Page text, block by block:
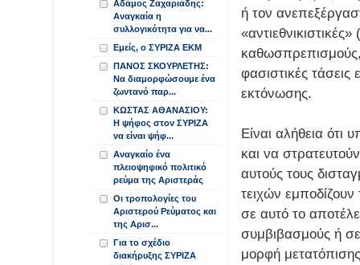
ή τον
καθωσπρεπισμούς,
φασιστικές τάσεις
εκτόνωσης.
Είναι αλήθεια
και να
αυτούς τους
τειχών
σε αυτό το
συμβιβασμούς ή
μορφή
Αδάμος Ζαχαριάδης:
Αναγκαία η
συλλογικότητα για να...
Εμείς, ο ΣΥΡΙΖΑ ΕΚΜ
ΠΑΝΟΣ ΣΚΟΥΡΛΕΤΗΣ:
Να διαμορφώσουμε ένα
ζωντανό παρ...
ΚΩΣΤΑΣ ΑΘΑΝΑΣΙΟΥ:
Η ψήφος στον ΣΥΡΙΖΑ
να είναι ψήφ...
Αναγκαίο ένα
πλειοψηφικό πολιτικό
ρεύμα της Αριστεράς
Οι τροπολογίες του
Αριστερού Ρεύματος και
της Αρισ...
Για το σχέδιο
διακήρυξης ΣΥΡΙΖΑ